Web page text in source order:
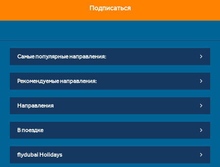
Подписаться
Самые популярные направления:
Рекомендуемые направления:
Направления
В поездке
flydubai Holidays